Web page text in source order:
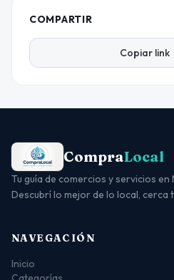
COMPARTIR
Copiar link
CompraLocal
Tu guía de comercios y servicios en
Descubrí lo mejor de lo local, cerca
NAVEGACIÓN
Inicio